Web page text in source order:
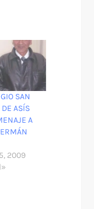
SAN
ASÍS
A
2009